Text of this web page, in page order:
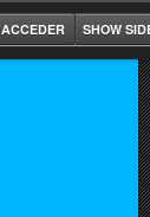
SHOW
ACCEDER